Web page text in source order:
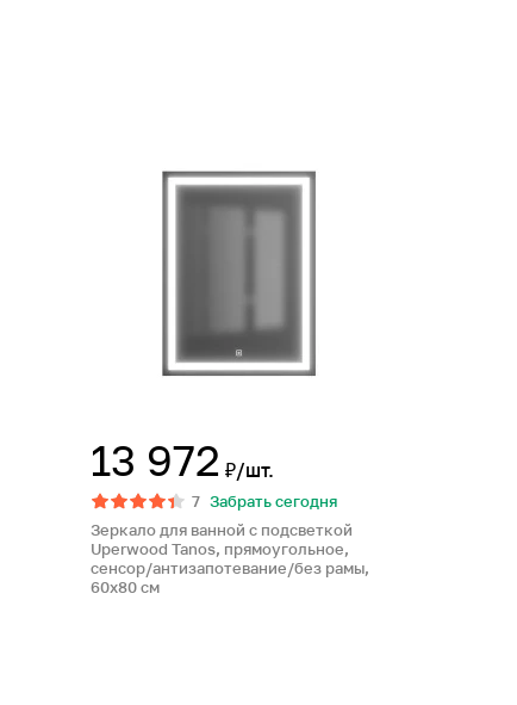
13 972 ₽/шт.
7 Забрать сегодня
Зеркало для ванной с подсветкой
Uperwood Tanos, прямоугольное,
сенсор/антизапотевание/без рамы,
60х80 см